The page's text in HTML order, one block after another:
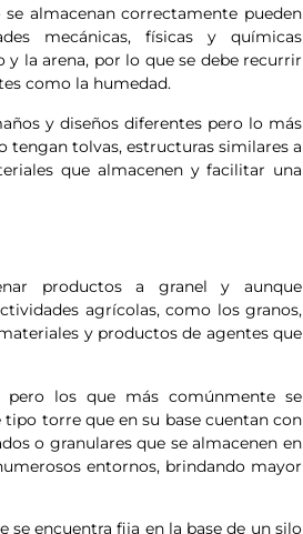
almacenan correctamente pueden
mecánicas, físicas y químicas
la arena, por lo que se debe recurrir
como la humedad.
y diseños diferentes pero lo más
tolvas, estructuras similares a
que almacenen y facilitar una
productos a granel y aunque
agrícolas, como los granos,
y productos de agentes que
los que más comúnmente se
torre que en su base cuentan con
o granulares que se almacenen en
entornos, brindando mayor
encuentra fija en la base de un silo